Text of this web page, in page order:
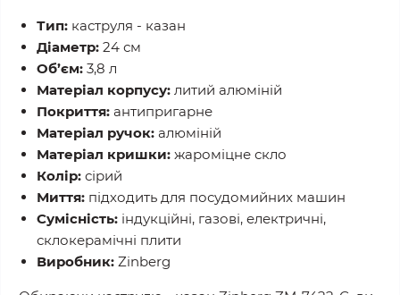
Тип: каструля - казан
Діаметр: 24 см
Об’єм: 3,8 л
Матеріал корпусу: литий алюміній
Покриття: антипригарне
Матеріал ручок: алюміній
Матеріал кришки: жароміцне скло
Колір: сірий
Миття: підходить для посудомийних машин
Сумісність: індукційні, газові, електричні,
склокерамічні плити
Виробник: Zinberg